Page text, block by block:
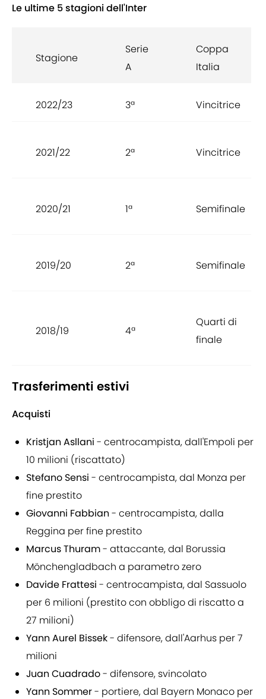
Le ultime 5 stagioni dell'Inter
Stagione
Serie
A
Coppa
Italia
2022/23 3ª Vincitrice
2021/22 2ª Vincitrice
2020/21 1ª Semifinale
2019/20 2ª Semifinale
2018/19 4ª
Quarti di
finale
Trasferimenti estivi
Acquisti
Kristjan Asllani - centrocampista, dall'Empoli per
10 milioni (riscattato)
Stefano Sensi - centrocampista, dal Monza per
fine prestito
Giovanni Fabbian - centrocampista, dalla
Reggina per fine prestito
Marcus Thuram- attaccante, dal Borussia
Mönchengladbach a parametro zero
Davide Frattesi - centrocampista, dal Sassuolo
per 6 milioni (prestito con obbligo di riscatto a
27 milioni)
Yann Aurel Bissek- difensore, dall'Aarhus per 7
milioni
Juan Cuadrado- difensore, svincolato
Yann Sommer- portiere, dal Bayern Monaco per